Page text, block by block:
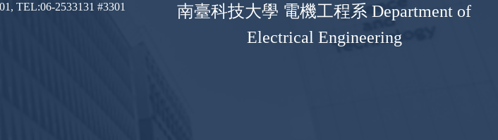
南臺科技大學 電機工程系 Department of
Electrical Engineering
TEL:06-2533131 #3301